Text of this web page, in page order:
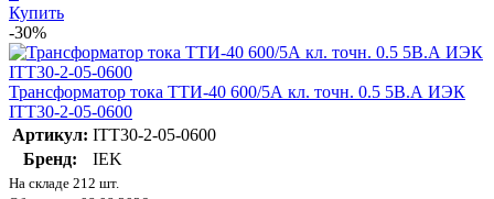
Купить
-30%
Трансформатор тока ТТИ-40 600/5А кл. точн. 0.5 5В.А ИЭК
ITT30-2-05-0600
Артикул: ITT30-2-05-0600
Бренд:
IEK
На складе 212 шт.